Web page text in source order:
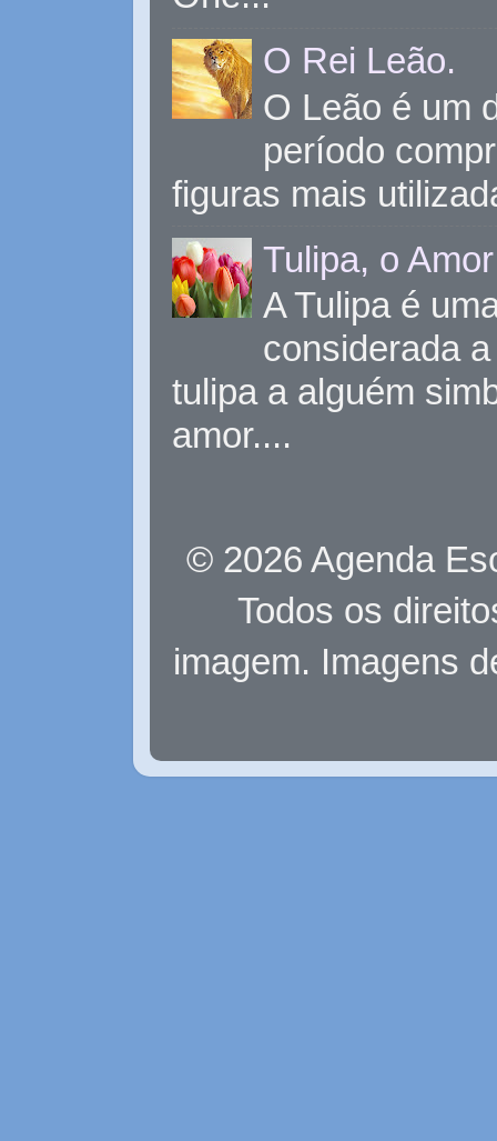
O Rei Leão.
O Leão é um
período
figuras mais
Tulipa, o
A Tulipa é
considerada
tulipa a alguém
amor....
© 2026 Agenda
Todos os
imagem. Imagens